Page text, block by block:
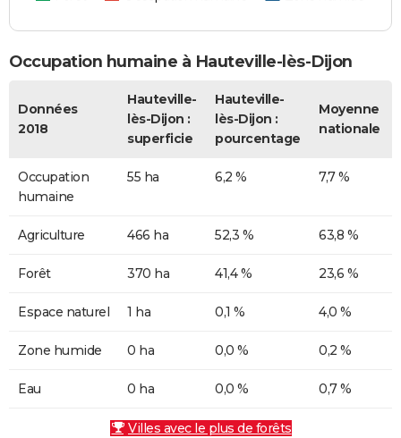
Occupation humaine à Hauteville-lès-Dijon
Données
2018
Hauteville-
lès-Dijon :
superficie
Hauteville-
lès-Dijon :
pourcentage
Moyenne
nationale
Occupation
humaine
55 ha 6,2 % 7,7 %
Agriculture 466 ha 52,3 % 63,8 %
Forêt 370 ha 41,4 % 23,6 %
Espace naturel 1 ha 0,1 % 4,0 %
Zone humide 0 ha 0,0 % 0,2 %
Eau 0 ha 0,0 % 0,7 %
Villes avec le plus de forêts